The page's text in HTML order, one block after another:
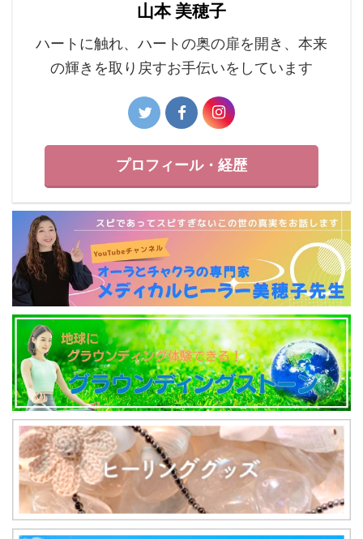
山本 美穂子
ハートに触れ、ハートの奥の扉を開き、本来
の輝きを取り戻すお手伝いをしています
プロフィール・経歴